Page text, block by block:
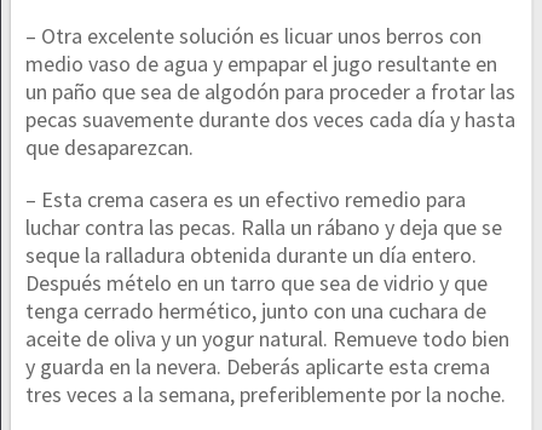
– Otra excelente solución es licuar unos berros con
medio vaso de agua y empapar el jugo resultante en
un paño que sea de algodón para proceder a frotar las
pecas suavemente durante dos veces cada día y hasta
que desaparezcan.
– Esta crema casera es un efectivo remedio para
luchar contra las pecas. Ralla un rábano y deja que se
seque la ralladura obtenida durante un día entero.
Después mételo en un tarro que sea de vidrio y que
tenga cerrado hermético, junto con una cuchara de
aceite de oliva y un yogur natural. Remueve todo bien
y guarda en la nevera. Deberás aplicarte esta crema
tres veces a la semana, preferiblemente por la noche.